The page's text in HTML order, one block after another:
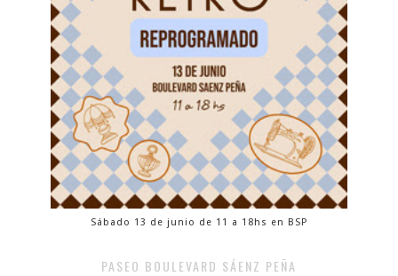
Sábado 13 de junio de 11 a 18hs en BSP
PASEO BOULEVARD SÁENZ PEÑA